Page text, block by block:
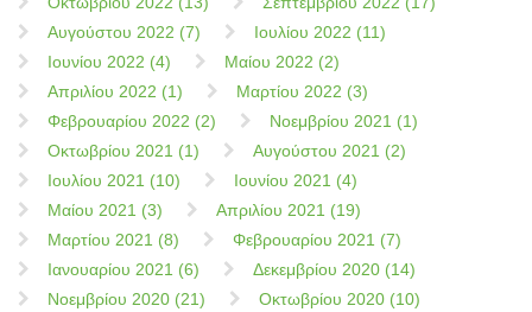
Αυγούστου 2022 (7)
Ιουλίου 2022 (11)
Ιουνίου 2022 (4)
Μαίου 2022 (2)
Απριλίου 2022 (1)
Μαρτίου 2022 (3)
Φεβρουαρίου 2022 (2)
Νοεμβρίου 2021 (1)
Οκτωβρίου 2021 (1)
Αυγούστου 2021 (2)
Ιουλίου 2021 (10)
Ιουνίου 2021 (4)
Μαίου 2021 (3)
Απριλίου 2021 (19)
Μαρτίου 2021 (8)
Φεβρουαρίου 2021 (7)
Ιανουαρίου 2021 (6)
Δεκεμβρίου 2020 (14)
Νοεμβρίου 2020 (21)
Οκτωβρίου 2020 (10)